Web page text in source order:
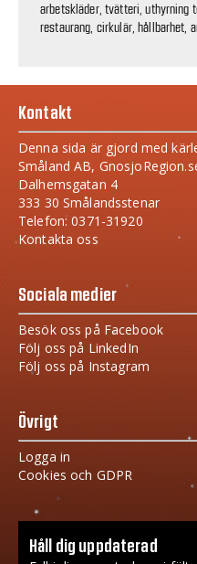
arbetskläder, tvätteri, uthyrning
restaurang, cirkulär, hållbarhet,
Kontakt
Denna sida är gjord med
Småland AB,
Dalhemsgatan 4
333 30 Smålandsstenar
Telefon: 0371-31920
Kontakta oss
Sociala medier
Besök oss på Facebook
Följ oss på LinkedIn
Följ oss på Instagram
Övrigt
Logga in
Cookies och GDPR
Håll dig uppdaterad